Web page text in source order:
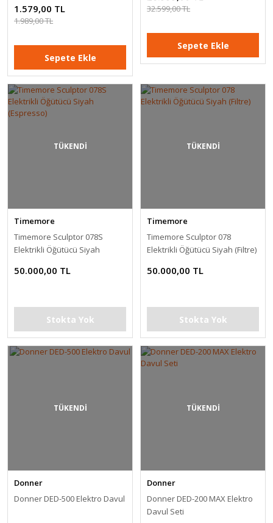
1.579,00 TL
1.989,00 TL
Sepete Ekle
32.599,00 TL
Sepete Ekle
TÜKENDİ
Timemore
Timemore Sculptor 078S
Elektrikli Öğütücü Siyah
50.000,00 TL
Stokta Yok
TÜKENDİ
Timemore
Timemore Sculptor 078
Elektrikli Öğütücü Siyah (Filtre)
50.000,00 TL
Stokta Yok
TÜKENDİ
Donner
Donner DED-500 Elektro Davul
TÜKENDİ
Donner
Donner DED-200 MAX Elektro
Davul Seti